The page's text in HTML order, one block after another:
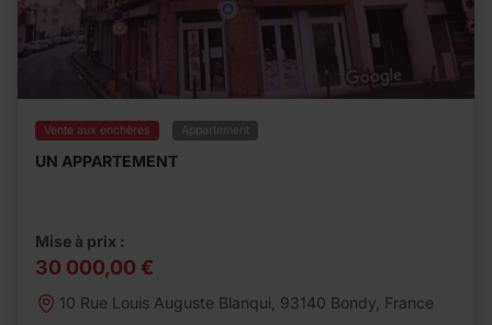
Vente aux enchères Appartement
UN APPARTEMENT
Mise à prix :
30 000,00 €
10 Rue Louis Auguste Blanqui, 93140 Bondy, France